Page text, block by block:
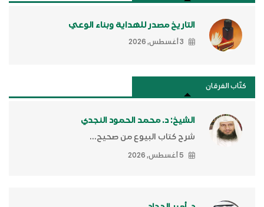
التاريخ مصدر للهداية وبناء الوعي
3 أغسطس, 2026
كتَّاب الفرقان
الشيخ: د. محمد الحمود النجدي
شرح كتاب البيوع من صحيح...
5 أغسطس, 2026